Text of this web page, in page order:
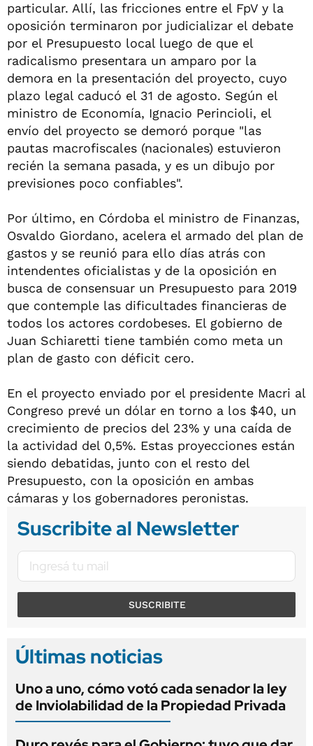
particular. Allí, las fricciones entre el FpV y la
oposición terminaron por judicializar el debate
por el Presupuesto local luego de que el
radicalismo presentara un amparo por la
demora en la presentación del proyecto, cuyo
plazo legal caducó el 31 de agosto. Según el
ministro de Economía, Ignacio Perincioli, el
envío del proyecto se demoró porque "las
pautas macrofiscales (nacionales) estuvieron
recién la semana pasada, y es un dibujo por
previsiones poco confiables".
Por último, en Córdoba el ministro de Finanzas,
Osvaldo Giordano, acelera el armado del plan de
gastos y se reunió para ello días atrás con
intendentes oficialistas y de la oposición en
busca de consensuar un Presupuesto para 2019
que contemple las dificultades financieras de
todos los actores cordobeses. El gobierno de
Juan Schiaretti tiene también como meta un
plan de gasto con déficit cero.
En el proyecto enviado por el presidente Macri al
Congreso prevé un dólar en torno a los $40, un
crecimiento de precios del 23% y una caída de
la actividad del 0,5%. Estas proyecciones están
siendo debatidas, junto con el resto del
Presupuesto, con la oposición en ambas
cámaras y los gobernadores peronistas.
Suscribite al Newsletter
SUSCRIBITE
Últimas noticias
Uno a uno, cómo votó cada senador la ley
de Inviolabilidad de la Propiedad Privada